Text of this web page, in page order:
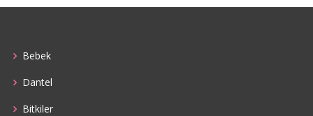
Bebek
Dantel
Bitkiler